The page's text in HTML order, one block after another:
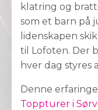
klatring og
som et barn på
lidenskapen
til Lofoten. Der
hver dag styres
Denne
Toppturer i